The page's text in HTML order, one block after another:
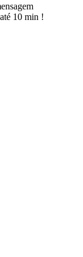
10 min !